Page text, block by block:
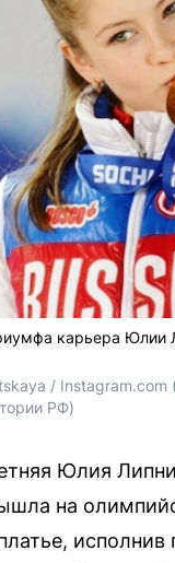
карьера Юлии
/ Instagram.com
РФ)
Юлия
на
исполнив